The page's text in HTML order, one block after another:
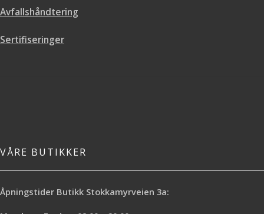
Avfallshåndtering
Sertifiseringer
VÅRE BUTIKKER
Åpningstider Butikk Stokkamyrveien 3a: